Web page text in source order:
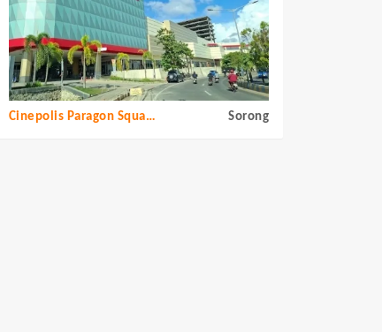
Cinepolis Paragon Square Sorong Sorong